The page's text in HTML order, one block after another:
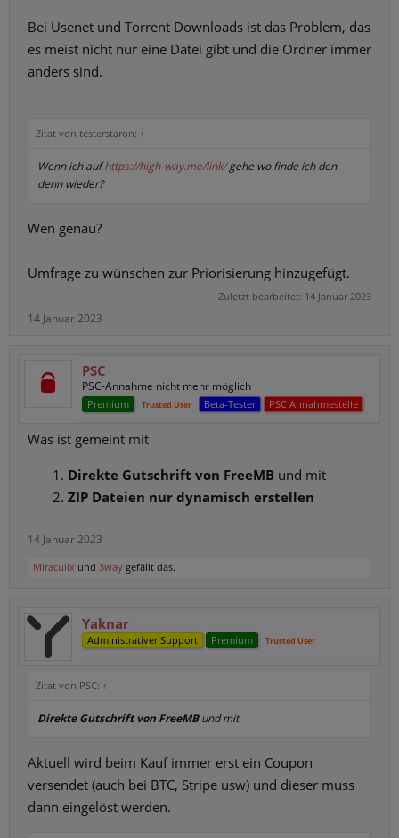
Bei Usenet und Torrent Downloads ist das Problem, das
es meist nicht nur eine Datei gibt und die Ordner immer
anders sind.
Zitat von testerstaron: ↑
Wenn ich aufhttps://high-way.me/link/gehe wo finde ich den
denn wieder?
Wen genau?
Umfrage zu wünschen zur Priorisierung hinzugefügt.
Zuletzt bearbeitet: 14 Januar 2023
14 Januar 2023
PSC
PSC-Annahme nicht mehr möglich
Premium Trusted User Beta-Tester PSC Annahmestelle
Was ist gemeint mit
Direkte Gutschrift von FreeMB und mit
ZIP Dateien nur dynamisch erstellen
14 Januar 2023
Miraculix und 3way gefällt das.
Yaknar
Administrativer Support Premium Trusted User
Zitat von PSC: ↑
Direkte Gutschrift von FreeMBund mit
Aktuell wird beim Kauf immer erst ein Coupon
versendet (auch bei BTC, Stripe usw) und dieser muss
dann eingelöst werden.